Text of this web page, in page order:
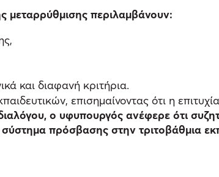
μεταρρύθμισης περιλαμβάνουν:
και διαφανή κριτήρια.
επισημαίνοντας ότι η
ο υφυπουργός ανέφερε ότι
πρόσβασης στην τριτοβάθμια